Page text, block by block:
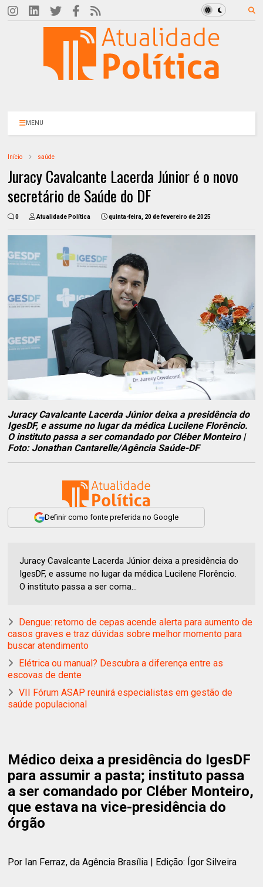
MENU
Início saúde
Juracy Cavalcante Lacerda Júnior é o novo
secretário de Saúde do DF
0 Atualidade Política quinta-feira, 20 de fevereiro de 2025
Juracy Cavalcante Lacerda Júnior deixa a presidência do
IgesDF, e assume no lugar da médica Lucilene Florêncio.
O instituto passa a ser comandado por Cléber Monteiro |
Foto: Jonathan Cantarelle/Agência Saúde-DF
Definir como fonte preferida no Google
Juracy Cavalcante Lacerda Júnior deixa a presidência do
IgesDF, e assume no lugar da médica Lucilene Florêncio.
O instituto passa a ser coma...
Dengue: retorno de cepas acende alerta para aumento de
casos graves e traz dúvidas sobre melhor momento para
buscar atendimento
Elétrica ou manual? Descubra a diferença entre as
escovas de dente
VII Fórum ASAP reunirá especialistas em gestão de
saúde populacional
Médico deixa a presidência do IgesDF
para assumir a pasta; instituto passa
a ser comandado por Cléber Monteiro,
que estava na vice-presidência do
órgão
Por Ian Ferraz, da Agência Brasília | Edição: Ígor Silveira